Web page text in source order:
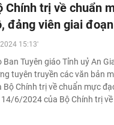
Chính trị về chuẩn
đảng viên giai
15:13'
Ban Tuyên giáo Tỉnh uỷ An
tuyên truyền các văn bản
Chính trị về chuẩn mực
6/2024 của Bộ Chính trị